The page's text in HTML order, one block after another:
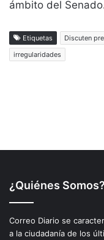
¿Quiénes Somos?
Correo Diario se
a la ciudadanía de los